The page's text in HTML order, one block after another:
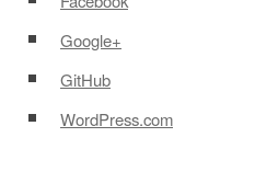
Google+
GitHub
WordPress.com